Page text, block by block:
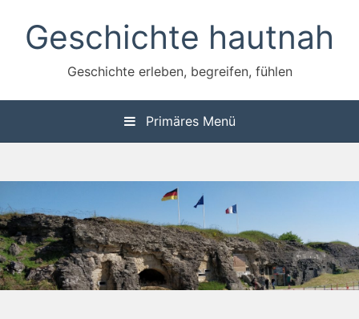
Inhalt
springenGeschichte hautnah
Geschichte erleben, begreifen, fühlen
Primäres Menü